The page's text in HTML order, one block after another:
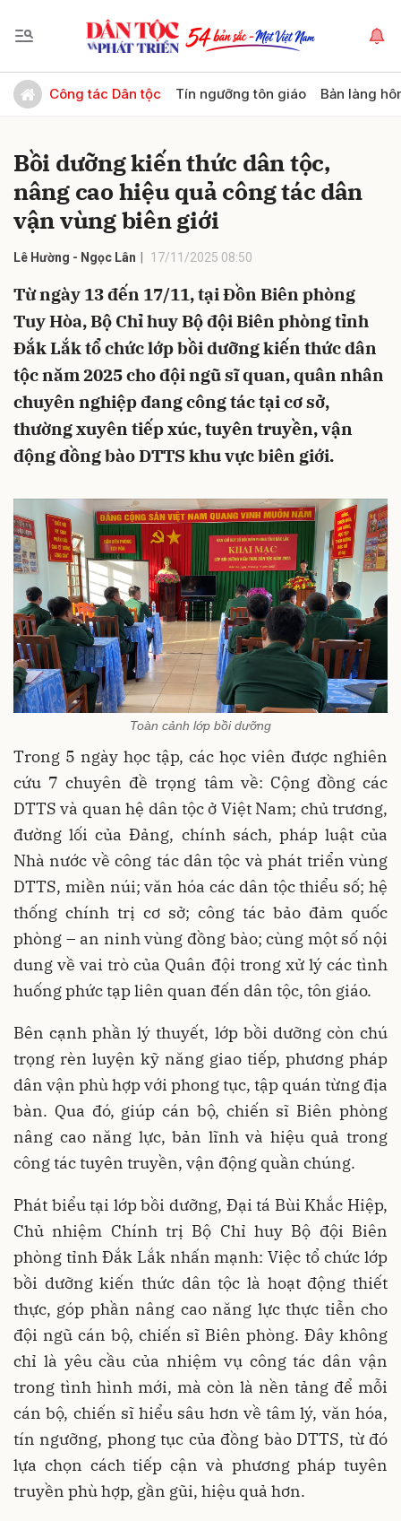
Công tác Dân tộc Tín ngưỡng tôn giáo Bản làng
Bồi dưỡng kiến thức dân tộc,
nâng cao hiệu quả công tác dân
vận vùng biên giới
Lê Hường - Ngọc Lân 17/11/2025 08:50
Từ ngày 13 đến 17/11, tại Đồn Biên phòng
Tuy Hòa, Bộ Chỉ huy Bộ đội Biên phòng tỉnh
Đắk Lắk tổ chức lớp bồi dưỡng kiến thức dân
tộc năm 2025 cho đội ngũ sĩ quan, quân nhân
chuyên nghiệp đang công tác tại cơ sở,
thường xuyên tiếp xúc, tuyên truyền, vận
động đồng bào DTTS khu vực biên giới.
Toàn cảnh lớp bồi dưỡng
Trong 5 ngày học tập, các học viên được nghiên
cứu 7 chuyên đề trọng tâm về: Cộng đồng các
DTTS và quan hệ dân tộc ở Việt Nam; chủ trương,
đường lối của Đảng, chính sách, pháp luật của
Nhà nước về công tác dân tộc và phát triển vùng
DTTS, miền núi; văn hóa các dân tộc thiểu số; hệ
thống chính trị cơ sở; công tác bảo đảm quốc
phòng – an ninh vùng đồng bào; cùng một số nội
dung về vai trò của Quân đội trong xử lý các tình
huống phức tạp liên quan đến dân tộc, tôn giáo.
Bên cạnh phần lý thuyết, lớp bồi dưỡng còn chú
trọng rèn luyện kỹ năng giao tiếp, phương pháp
dân vận phù hợp với phong tục, tập quán từng địa
bàn. Qua đó, giúp cán bộ, chiến sĩ Biên phòng
nâng cao năng lực, bản lĩnh và hiệu quả trong
công tác tuyên truyền, vận động quần chúng.
Phát biểu tại lớp bồi dưỡng, Đại tá Bùi Khắc Hiệp,
Chủ nhiệm Chính trị Bộ Chỉ huy Bộ đội Biên
phòng tỉnh Đắk Lắk nhấn mạnh: Việc tổ chức lớp
bồi dưỡng kiến thức dân tộc là hoạt động thiết
thực, góp phần nâng cao năng lực thực tiễn cho
đội ngũ cán bộ, chiến sĩ Biên phòng. Đây không
chỉ là yêu cầu của nhiệm vụ công tác dân vận
trong tình hình mới, mà còn là nền tảng để mỗi
cán bộ, chiến sĩ hiểu sâu hơn về tâm lý, văn hóa,
tín ngưỡng, phong tục của đồng bào DTTS, từ đó
lựa chọn cách tiếp cận và phương pháp tuyên
truyền phù hợp, gần gũi, hiệu quả hơn.
Gửi bình luận